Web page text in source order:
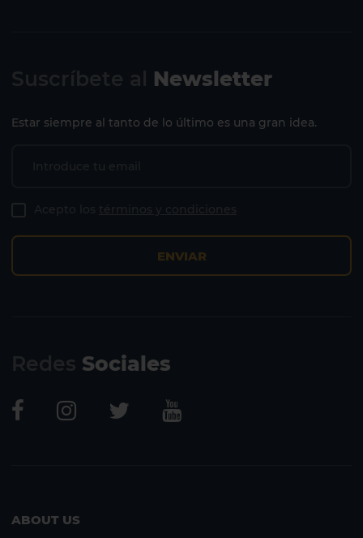
Newsletter
Estar siempre al tanto de lo último es una gran idea.
ENVIAR
Sociales
ABOUT US